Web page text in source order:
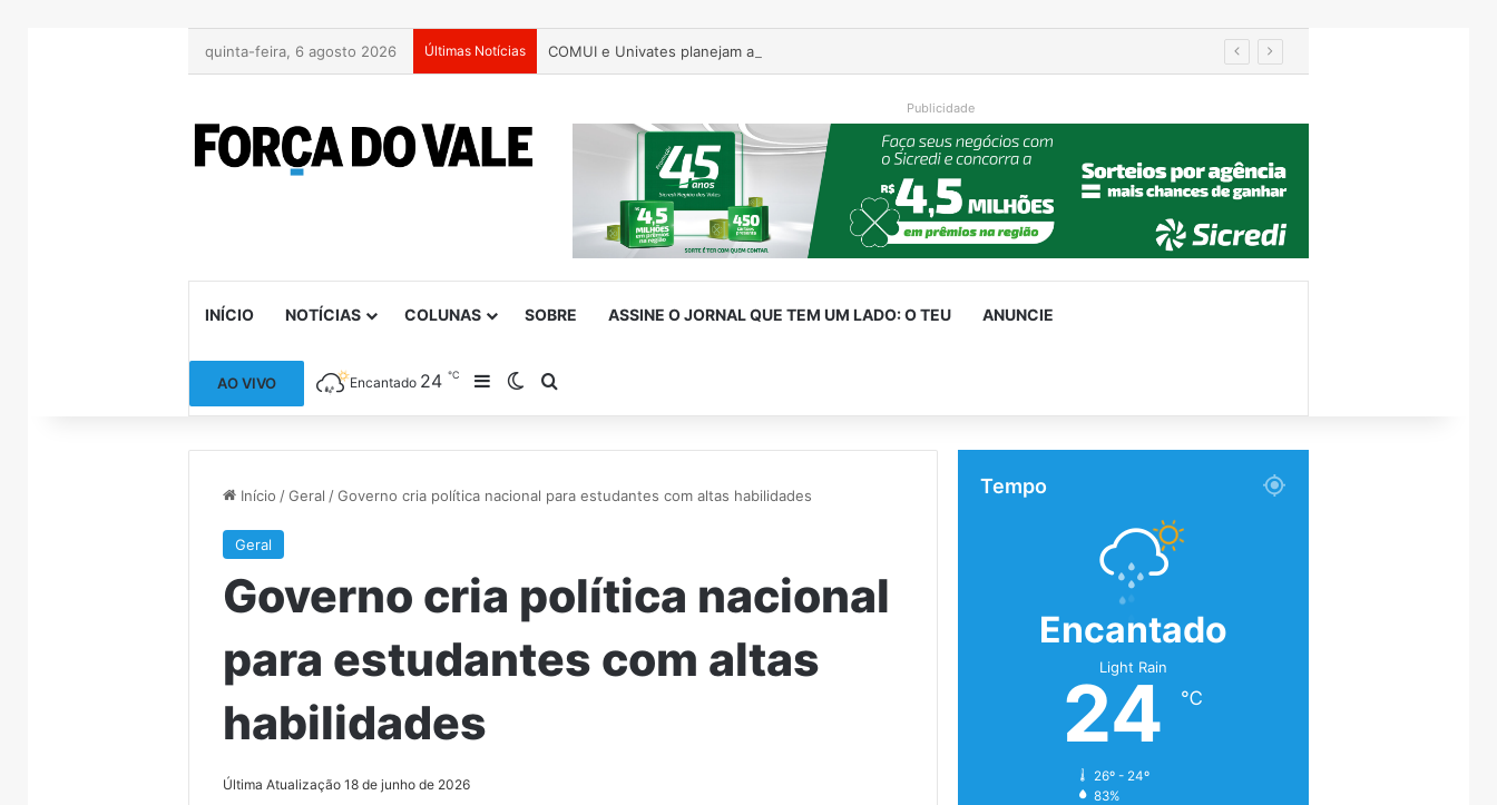
quinta-feira, 6 agosto 2026 Últimas Notícias COMUI e Univates planejam ações voltadas à população idosa de Roca Sales
Publicidade
INÍCIO NOTÍCIAS COLUNAS SOBRE ASSINE O JORNAL QUE TEM UM LADO: O TEU ANUNCIE
AO VIVO Encantado 24℃ Barra Lateral
Switch skin
Início / Geral / Governo cria política nacional para estudantes com altas habilidades
Geral
Governo cria política nacional
para estudantes com altas
habilidades
Última Atualização 18 de junho de 2026
Tempo
Encantado
Light Rain
24 ℃
26º - 24º
83%